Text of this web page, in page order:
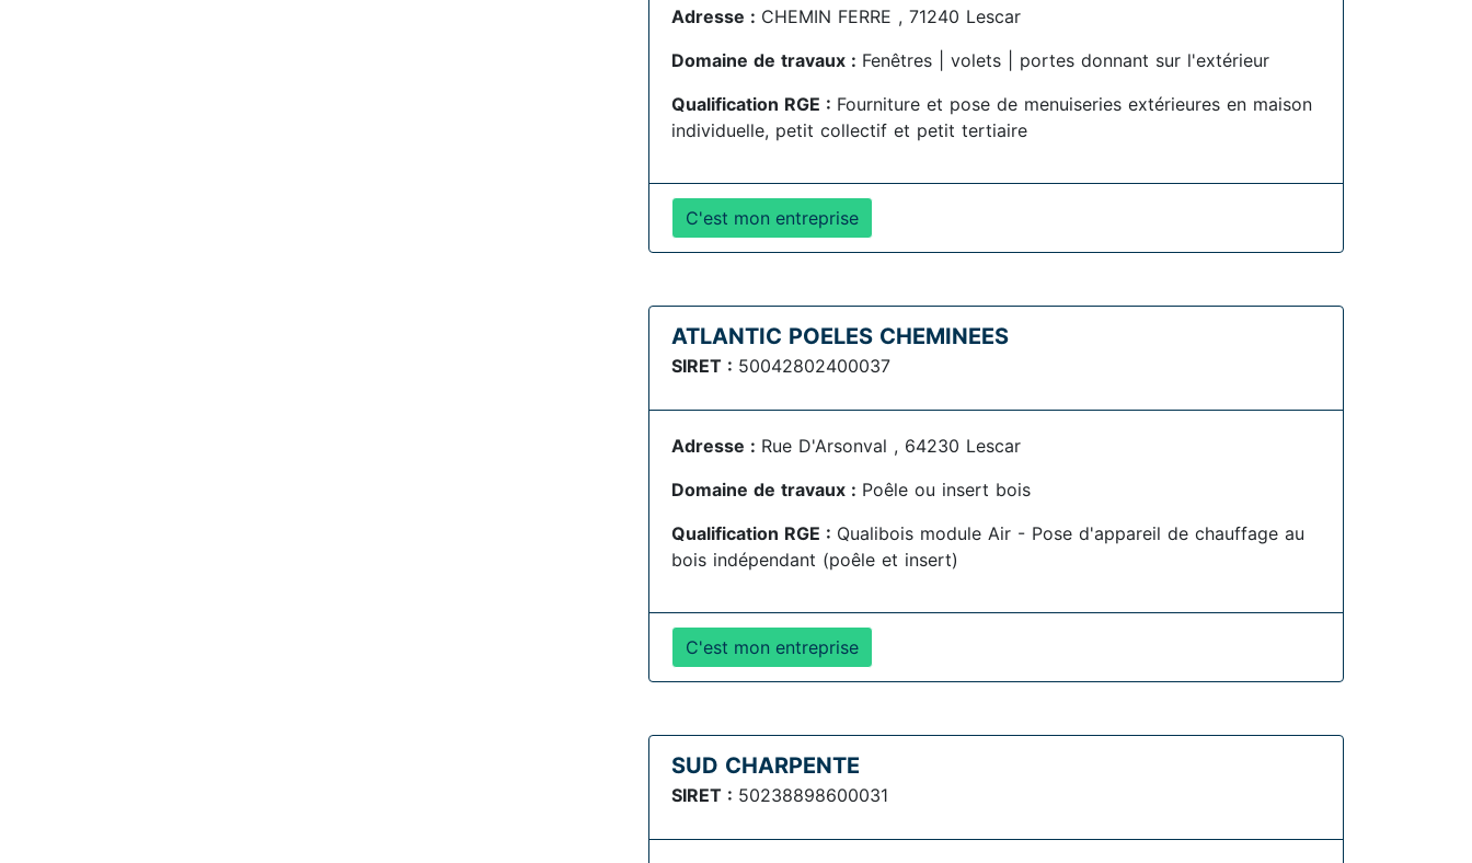
Adresse : CHEMIN FERRE , 71240 Lescar
Domaine de travaux : Fenêtres | volets | portes donnant sur l'extérieur
Qualification RGE : Fourniture et pose de menuiseries extérieures en maison
individuelle, petit collectif et petit tertiaire
C'est mon entreprise
ATLANTIC POELES CHEMINEES
SIRET : 50042802400037
Adresse : Rue D'Arsonval , 64230 Lescar
Domaine de travaux : Poêle ou insert bois
Qualification RGE : Qualibois module Air - Pose d'appareil de chauffage au
bois indépendant (poêle et insert)
C'est mon entreprise
SUD CHARPENTE
SIRET : 50238898600031